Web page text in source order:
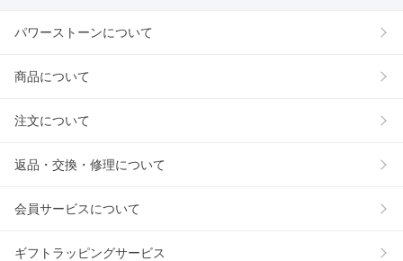
パワーストーンについて
商品について
注文について
返品・交換・修理について
会員サービスについて
ギフトラッピングサービス